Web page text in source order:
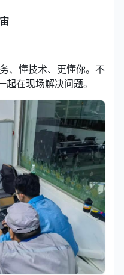
、懂技术、更懂你。不
起在现场解决问题。